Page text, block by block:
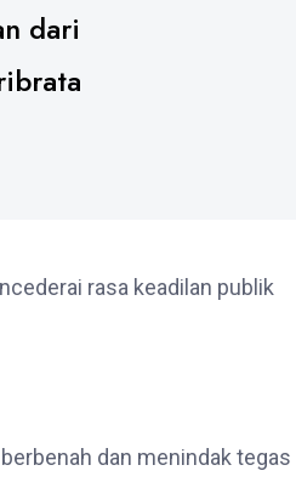
dari
rasa keadilan publik
dan menindak tegas